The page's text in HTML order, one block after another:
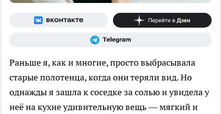
Раньше я, как и многие, просто выбрасывала
старые полотенца, когда они теряли вид. Но
однажды я зашла к соседке за солью и увидела у
неё на кухне удивительную вещь — мягкий и